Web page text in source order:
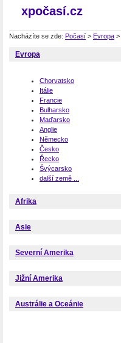
xpočasí.cz
Nacházíte se zde: Počasí > Evropa >
Evropa
Chorvatsko
Itálie
Francie
Bulharsko
Maďarsko
Anglie
Německo
Česko
Řecko
Švýcarsko
další země ...
Afrika
Asie
Severní Amerika
Jižní Amerika
Austrálie a Oceánie